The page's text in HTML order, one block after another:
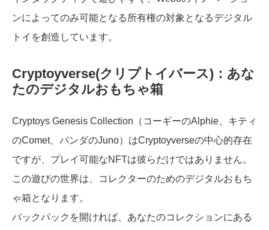
ンによってのみ可能となる所有権の対象となるデジタル
トイを創造しています。
Cryptoyverse(クリプトイバース)：あな
たのデジタルおもちゃ箱
Cryptoys Genesis Collection（コーギーのAlphie、キティ
のComet、パンダのJuno）はCryptoyverseの中心的存在
ですが、プレイ可能なNFTは彼らだけではありません。
この遊びの世界は、コレクターのためのデジタルおもち
ゃ箱となります。
バックパックを開ければ、あなたのコレクションにある